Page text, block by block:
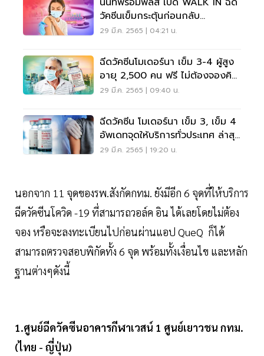
วัคซีนเข็มกระตุ้นก่อนกลับ
บ้าน"สงกรานต์ 2565"
29 มี.ค. 2565 | 04:21 น.
ฉีดวัคซีนโมเดอร์นา เข็ม 3-4 ผู้สูง
อายุ 2,500 คน ฟรี ไม่ต้องจองคิว
คลิกที่นี่
29 มี.ค. 2565 | 09:40 น.
ฉีดวัคซีน โมเดอร์นา เข็ม 3, เข็ม 4
อัพเดทจุดให้บริการทั่วประเทศ ล่าสุด
ที่นี่
29 มี.ค. 2565 | 19:20 น.
นอกจาก 11 จุดของรพ.สังกัดกทม. ยังมีอีก 6 จุดที่ให้บริการ
ฉีดวัคซีนโควิด -19 ที่สามารถวอล์ค อิน ได้เลยโดยไม่ต้อง
จอง หรือจะลงทะเบียนไปก่อนผ่านแอป QueQ ก็ได้
สามารถตรวจสอบพิกัดทั้ง 6 จุด พร้อมทั้งเงื่อนไข และหลัก
ฐานต่างๆดังนี้
1.ศูนย์ฉีดวัคซีนอาคารกีฬาเวสน์ 1 ศูนย์เยาวชน กทม.
(ไทย - ญี่ปุ่น)